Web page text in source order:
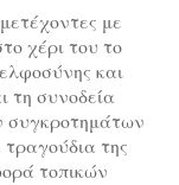
με
χέρι του το
και
τη συνοδεία
συγκροτημάτων
της
τοπικών